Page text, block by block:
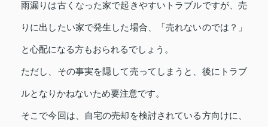
雨漏りは古くなった家で起きやすいトラブルですが、売
りに出したい家で発生した場合、「売れないのでは？」
と心配になる方もおられるでしょう。
ただし、その事実を隠して売ってしまうと、後にトラブ
ルとなりかねないため要注意です。
そこで今回は、自宅の売却を検討されている方向けに、